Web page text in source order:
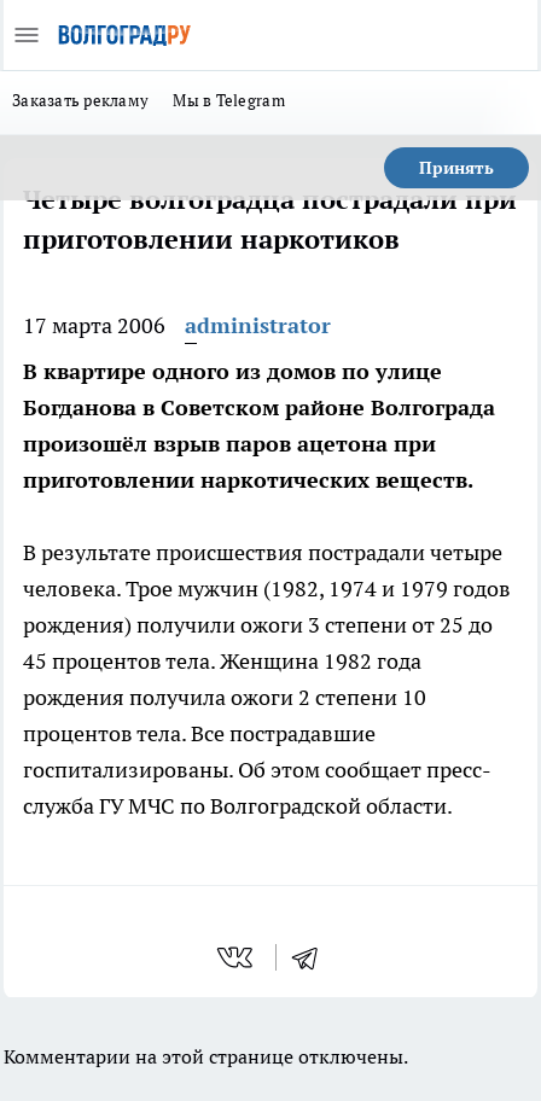
Заказать рекламу Мы в Telegram
Принять
Четыре волгоградца пострадали при
приготовлении наркотиков
17 марта 2006
administrator
В квартире одного из домов по улице
Богданова в Советском районе Волгограда
произошёл взрыв паров ацетона при
приготовлении наркотических веществ.
В результате происшествия пострадали четыре
человека. Трое мужчин (1982, 1974 и 1979 годов
рождения) получили ожоги 3 степени от 25 до
45 процентов тела. Женщина 1982 года
рождения получила ожоги 2 степени 10
процентов тела. Все пострадавшие
госпитализированы. Об этом сообщает пресс-
служба ГУ МЧС по Волгоградской области.
Комментарии на этой странице отключены.